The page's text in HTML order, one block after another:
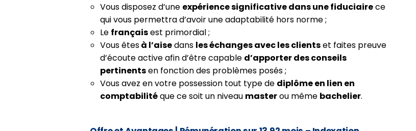
Vous disposez d’une expérience significative dans une fiduciairece
qui vous permettra d’avoir une adaptabilité hors norme ;
Le françaisest primordial ;
Vous êtesà l’aisedans les échanges avec les clientset faites preuve
d’écoute active afin d’être capable d’apporter des conseils
pertinentsen fonction des problèmes posés ;
Vous avez en votre possession tout type de diplôme en lien en
comptabilitéque ce soit un niveau masterou même bachelier.